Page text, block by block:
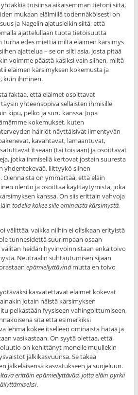
toisiinsa aikaisemman tietoni siitä,
mukaan eläimillä todennäköisesti on
ja Nagelin ajatusleikin siitä, että
ajattelullaan tuota tietoisuutta
turha edes miettiä miltä eläimen kärsimys
ajattelua – se on silti asia, josta pitää
voimme päästä käsiksi vain siihen, miltä
eläimen kärsimyksen kokemusta ja
kuin ihminen.
faktaa, että eläimet osoittavat
yhteensopiva sellaisten ihmisille
kipu, pelko ja suru kanssa. Jopa
kokemukset, kuten
häiriöt näyttäisivät ilmentyvän
kavahtavat, lamaantuvat,
itseään (tai toisiaan) ja osoittavat
jotka ihmisellä kertovat jostain suuresta
yhdentekevää, liittyykö siihen
on ymmärtää, että eläin
olento ja osoittaa käyttäytymistä, joka
kanssa. On siis erittäin vahvoja
todella kokee sille ominaista kärsimystä,
välittää, vaikka niihin ei olisikaan erityistä
tunnesidettä suurimpaan osaan
heidän hyvinvoinnistaan enkä toivo
Neutraalin suhtautumisen sijaan
epämiellyttävinämutta en toivo
kasvatettavat eläimet kokevat
jotain näistä kärsimyksen
pelkästään fyysiseen vahingoittumiseen,
sitä että esimerkiksi
lehmä kokee itselleen ominaista hätää ja
vasikastaan. On syytä olettaa, että
on kehittänyt monelle muullekin
jälkikasvuunsa. Se takaa
jälkeläisensä kasvatukseen ja suojeluun.
erittäin epämiellyttävää, jotta eläin pyrkii
.